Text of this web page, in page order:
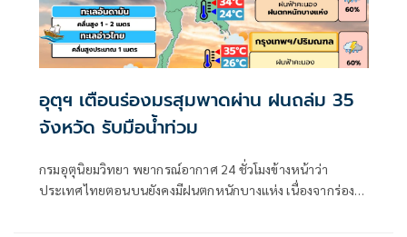
อุตุฯ เตือนร่องมรสุมพาดผ่าน ฝนถล่ม 35
จังหวัด รับมือน้ำท่วม
กรมอุตุนิยมวิทยา พยากรณ์อากาศ 24 ชั่วโมงข้างหน้าว่า
ประเทศไทยตอนบนยังคงมีฝนตกหนักบางแห่ง เนื่องจากร่อง